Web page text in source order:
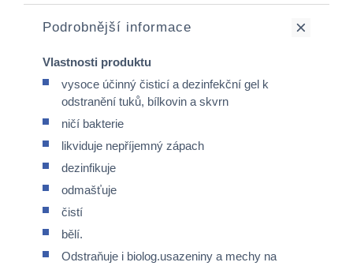
Podrobnější informace
Vlastnosti produktu
vysoce účinný čisticí a dezinfekční gel k
odstranění tuků, bílkovin a skvrn
ničí bakterie
likviduje nepříjemný zápach
dezinfikuje
odmašťuje
čistí
bělí.
Odstraňuje i biolog.usazeniny a mechy na